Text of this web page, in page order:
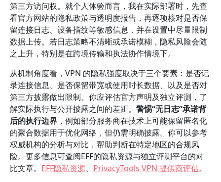
第三方访问权。就个人体验而言，我在实际部署时，先查
看官方网站的隐私政策与透明度报告，再逐项核对是否保
留连接日志、设备指纹等敏感信息，并在设置中尽量限制
数据上传。若日志策略不清晰或承诺模糊，隐私风险会随
之上升，特别是在跨境传输和执法协作情境下。
从机制角度看，VPN 的隐私强度取决于三个要素：是否记
录连接信息、是否保留带宽或使用时长数据、以及是否对
第三方披露做出限制。你应评估官方声明及独立评测，了
解实际执行与公开披露之间的差距。 警惕“无日志”承诺背
后的执行边界 ，例如部分服务商在技术上可能保留匿名化
的聚合数据用于优化网络，但仍需明确披露。你可以参考
权威机构的分析与对比，帮助判断在特定地区的合规风
险。更多信息可查阅EFF的隐私资源与独立评测平台的对
比文章。 EFF隐私资源、 PrivacyTools VPN 提供商评估。